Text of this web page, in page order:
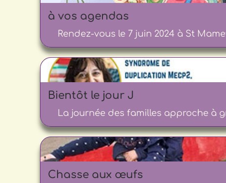
à vos agendas
Rendez-vous le 7 juin 2024 à St
Bientôt le jour J
La journée des familles approche à
Chasse aux œufs